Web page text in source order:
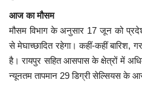
आज का मौसम
मौसम विभाग के अनुसार 17 जून को
से मेघाच्छादित रहेगा। कहीं-कहीं
है। रायपुर सहित आसपास के क्षेत्रों में
न्यूनतम तापमान 29 डिग्री सेल्सियस के